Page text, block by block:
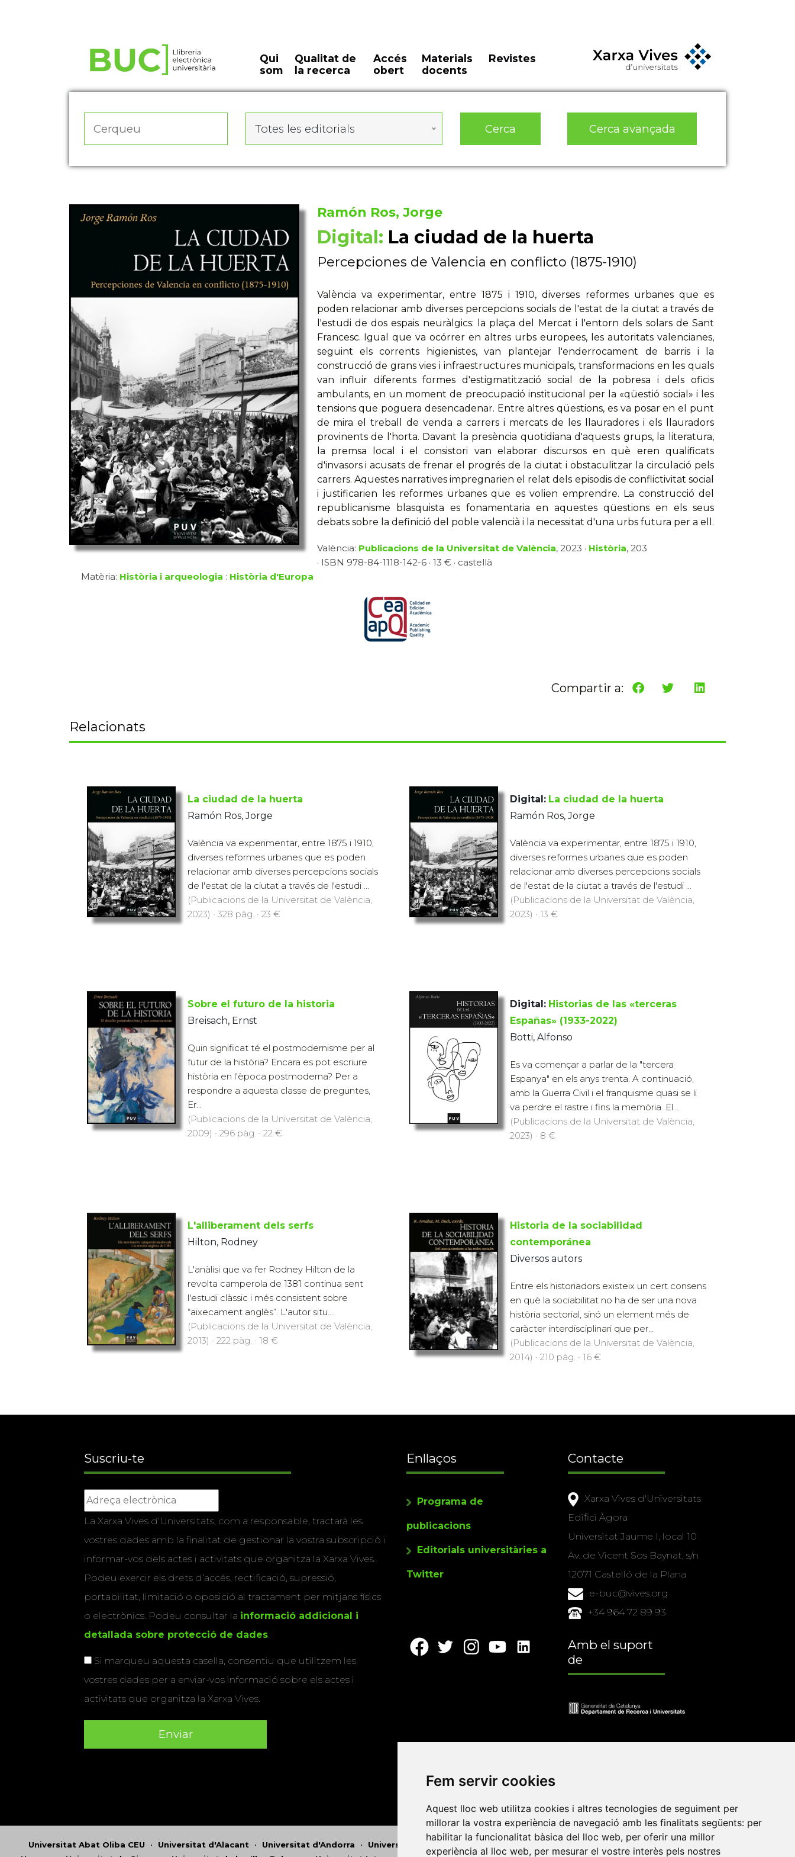
Fem servir cookies
Aquest lloc web utilitza cookies i altres tecnologies de seguiment per
millorar la vostra experiència de navegació amb les finalitats següents: per
habilitar la funcionalitat bàsica del lloc web, per oferir una millor
experiència al lloc web, per mesurar el vostre interès pels nostres
Qui
som
Qualitat de
la recerca
Accés
obert
Materials
docents
Revistes
Totes les editorials Cerca Cerca avançada
Ramón Ros, Jorge
Digital: La ciudad de la huerta
Percepciones de Valencia en conflicto (1875-1910)
València va experimentar, entre 1875 i 1910, diverses reformes urbanes que es
poden relacionar amb diverses percepcions socials de l'estat de la ciutat a través de
l'estudi de dos espais neuràlgics: la plaça del Mercat i l'entorn dels solars de Sant
Francesc. Igual que va ocórrer en altres urbs europees, les autoritats valencianes,
seguint els corrents higienistes, van plantejar l'enderrocament de barris i la
construcció de grans vies i infraestructures municipals, transformacions en les quals
van influir diferents formes d'estigmatització social de la pobresa i dels oficis
ambulants, en un moment de preocupació institucional per la «qüestió social» i les
tensions que poguera desencadenar. Entre altres qüestions, es va posar en el punt
de mira el treball de venda a carrers i mercats de les llauradores i els llauradors
provinents de l'horta. Davant la presència quotidiana d'aquests grups, la literatura,
la premsa local i el consistori van elaborar discursos en què eren qualificats
d'invasors i acusats de frenar el progrés de la ciutat i obstaculitzar la circulació pels
carrers. Aquestes narratives impregnarien el relat dels episodis de conflictivitat social
i justificarien les reformes urbanes que es volien emprendre. La construcció del
republicanisme blasquista es fonamentaria en aquestes qüestions en els seus
debats sobre la definició del poble valencià i la necessitat d'una urbs futura per a ell.
València: Publicacions de la Universitat de València, 2023 · Història, 203
· ISBN 978-84-1118-142-6 · 13 € · castellà
Matèria: Història i arqueologia : Història d'Europa
Compartir a:
Relacionats
La ciudad de la huerta
Ramón Ros, Jorge
València va experimentar, entre 1875 i 1910,
diverses reformes urbanes que es poden
relacionar amb diverses percepcions socials
de l'estat de la ciutat a través de l'estudi ...
(Publicacions de la Universitat de València,
2023) · 328 pàg. · 23 €
Digital: La ciudad de la huerta
Ramón Ros, Jorge
València va experimentar, entre 1875 i 1910,
diverses reformes urbanes que es poden
relacionar amb diverses percepcions socials
de l'estat de la ciutat a través de l'estudi ...
(Publicacions de la Universitat de València,
2023) · 13 €
Sobre el futuro de la historia
Breisach, Ernst
Quin significat té el postmodernisme per al
futur de la història? Encara es pot escriure
història en l'època postmoderna? Per a
respondre a aquesta classe de preguntes,
Er...
(Publicacions de la Universitat de València,
2009) · 296 pàg. · 22 €
Digital: Historias de las «terceras
Españas» (1933-2022)
Botti, Alfonso
Es va començar a parlar de la "tercera
Espanya" en els anys trenta. A continuació,
amb la Guerra Civil i el franquisme quasi se li
va perdre el rastre i fins la memòria. El...
(Publicacions de la Universitat de València,
2023) · 8 €
L'alliberament dels serfs
Hilton, Rodney
L'anàlisi que va fer Rodney Hilton de la
revolta camperola de 1381 continua sent
l'estudi clàssic i més consistent sobre
“aixecament anglès”. L'autor situ...
(Publicacions de la Universitat de València,
2013) · 222 pàg. · 18 €
Historia de la sociabilidad
contemporánea
Diversos autors
Entre els historiadors existeix un cert consens
en què la sociabilitat no ha de ser una nova
història sectorial, sinó un element més de
caràcter interdisciplinari que per...
(Publicacions de la Universitat de València,
2014) · 210 pàg. · 16 €
Suscriu-te
La Xarxa Vives d’Universitats, com a responsable, tractarà les
vostres dades amb la finalitat de gestionar la vostra subscripció i
informar-vos dels actes i activitats que organitza la Xarxa Vives.
Podeu exercir els drets d’accés, rectificació, supressió,
portabilitat, limitació o oposició al tractament per mitjans físics
o electrònics. Podeu consultar la informació addicional i
detallada sobre protecció de dades.
Si marqueu aquesta casella, consentiu que utilitzem les
vostres dades per a enviar-vos informació sobre els actes i
activitats que organitza la Xarxa Vives.
Enllaços
Programa de
publicacions
Editorials universitàries a
Twitter
Contacte
Xarxa Vives d'Universitats
Edifici Àgora
Universitat Jaume I, local 10
Av. de Vicent Sos Baynat, s/n
12071 Castelló de la Plana
e-buc@vives.org
+34 964 72 89 93
Amb el suport
de
Universitat Abat Oliba CEU • Universitat d'Alacant • Universitat d'Andorra • Universitat Autònoma de Barcelona Universitat de Barcelona •